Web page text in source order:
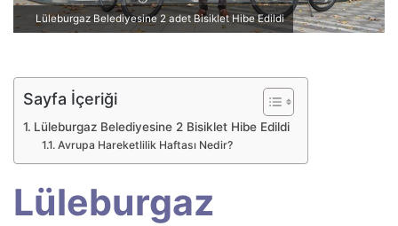
n
m
k
Lüleburgaz Belediyesine 2 adet Bisiklet Hibe Edildi
Sayfa İçeriği
Lüleburgaz Belediyesine 2 Bisiklet Hibe Edildi
Avrupa Hareketlilik Haftası Nedir?
Lüleburgaz